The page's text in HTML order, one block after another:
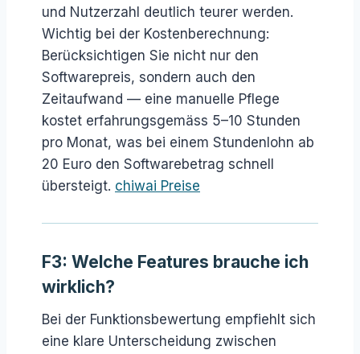
und Nutzerzahl deutlich teurer werden.
Wichtig bei der Kostenberechnung:
Berücksichtigen Sie nicht nur den
Softwarepreis, sondern auch den
Zeitaufwand — eine manuelle Pflege
kostet erfahrungsgemäss 5–10 Stunden
pro Monat, was bei einem Stundenlohn ab
20 Euro den Softwarebetrag schnell
übersteigt. chiwai Preise
F3: Welche Features brauche ich
wirklich?
Bei der Funktionsbewertung empfiehlt sich
eine klare Unterscheidung zwischen